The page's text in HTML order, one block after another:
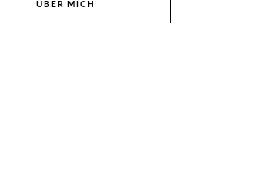
ÜBER MICH